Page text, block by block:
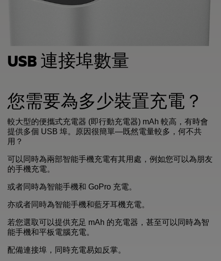
USB 連接埠數量
您需要為多少裝置充電？
較大型的便攜式充電器 (即行動充電器) mAh 較高，有時會
提供多個 USB 埠。原因很簡單—既然電量較多，何不共
用？
可以同時為兩部智能手機充電有其用處，例如您可以為朋友
的手機充電。
或者同時為智能手機和 GoPro 充電。
亦或者同時為智能手機和藍牙耳機充電。
若您選取可以提供充足 mAh 的充電器，甚至可以同時為智
能手機和平板電腦充電。
配備連接埠，同時充電易如反掌。